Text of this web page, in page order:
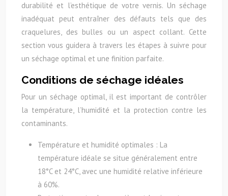
durabilité et l’esthétique de votre vernis. Un séchage
inadéquat peut entraîner des défauts tels que des
craquelures, des bulles ou un aspect collant. Cette
section vous guidera à travers les étapes à suivre pour
un séchage optimal et une finition parfaite.
Conditions de séchage idéales
Pour un séchage optimal, il est important de contrôler
la température, l’humidité et la protection contre les
contaminants.
Température et humidité optimales : La
température idéale se situe généralement entre
18°C et 24°C, avec une humidité relative inférieure
à 60%.